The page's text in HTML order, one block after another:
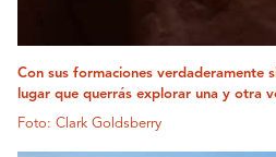
Con sus formaciones verdaderamente
lugar que querrás explorar una y otra
Foto: Clark Goldsberry